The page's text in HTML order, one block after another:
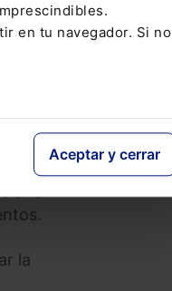
en tu navegador. Si no
Aceptar y cerrar
de
una
la